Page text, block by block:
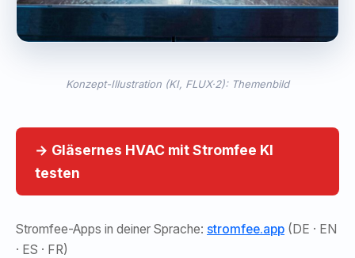
Konzept-Illustration (KI, FLUX·2): Themenbild
→ Gläsernes HVAC mit Stromfee KI
testen
Stromfee-Apps in deiner Sprache: stromfee.app (DE · EN
· ES · FR)